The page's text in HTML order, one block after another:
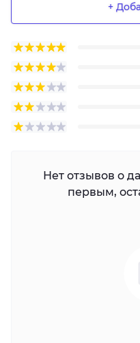
+
Нет отзывов о
первым,